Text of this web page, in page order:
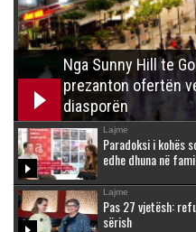
Nga Sunny Hill te
prezanton ofertën
diasporën
Lajme
Paradoksi i kohës
edhe dhuna në
Lajme
Pas 27 vjetësh:
sërish